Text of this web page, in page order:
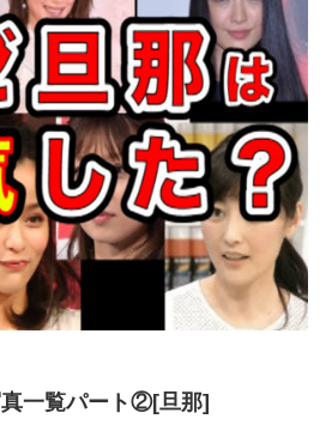
一覧パート②[旦那]